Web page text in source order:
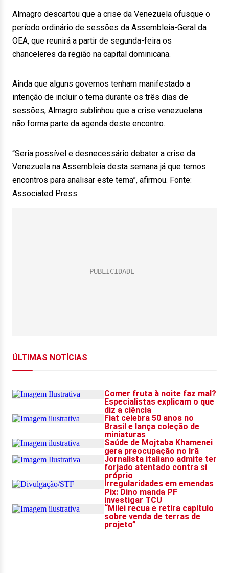
Almagro descartou que a crise da Venezuela ofusque o
período ordinário de sessões da Assembleia-Geral da
OEA, que reunirá a partir de segunda-feira os
chanceleres da região na capital dominicana.
Ainda que alguns governos tenham manifestado a
intenção de incluir o tema durante os três dias de
sessões, Almagro sublinhou que a crise venezuelana
não forma parte da agenda deste encontro.
“Seria possível e desnecessário debater a crise da
Venezuela na Assembleia desta semana já que temos
encontros para analisar este tema”, afirmou. Fonte:
Associated Press.